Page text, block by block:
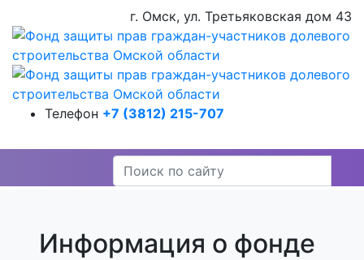
г. Омск, ул. Третьяковская дом 43
Телефон +7 (3812) 215-707
Информация о фонде